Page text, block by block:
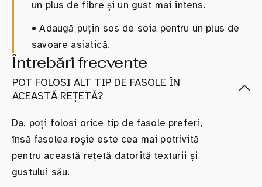
un plus de fibre și un gust mai intens.
• Adaugă puțin sos de soia pentru un plus de
savoare asiatică.
Întrebări frecvente
POT FOLOSI ALT TIP DE FASOLE ÎN
ACEASTĂ REȚETĂ?
Da, poți folosi orice tip de fasole preferi,
însă fasolea roșie este cea mai potrivită
pentru această rețetă datorită texturii și
gustului său.